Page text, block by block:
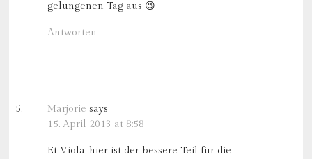
gelungenen Tag aus 😉
Antworten
Marjorie says
15. April 2013 at 8:58
Et Viola, hier ist der bessere Teil für die